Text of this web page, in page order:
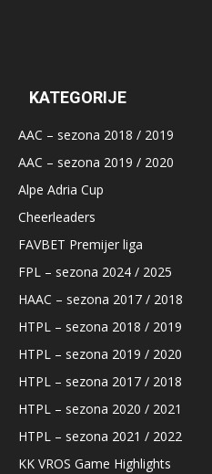
KATEGORIJE
AAC – sezona 2018 / 2019
AAC – sezona 2019 / 2020
Alpe Adria Cup
Cheerleaders
FAVBET Premijer liga
FPL – sezona 2024 / 2025
HAAC – sezona 2017 / 2018
HTPL – sezona 2018 / 2019
HTPL – sezona 2019 / 2020
HTPL – sezona 2017 / 2018
HTPL – sezona 2020 / 2021
HTPL – sezona 2021 / 2022
KK VROS Game Highlights